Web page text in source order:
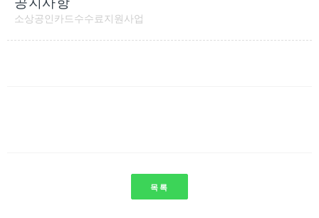
소상공인카드수수료지원사업
목록